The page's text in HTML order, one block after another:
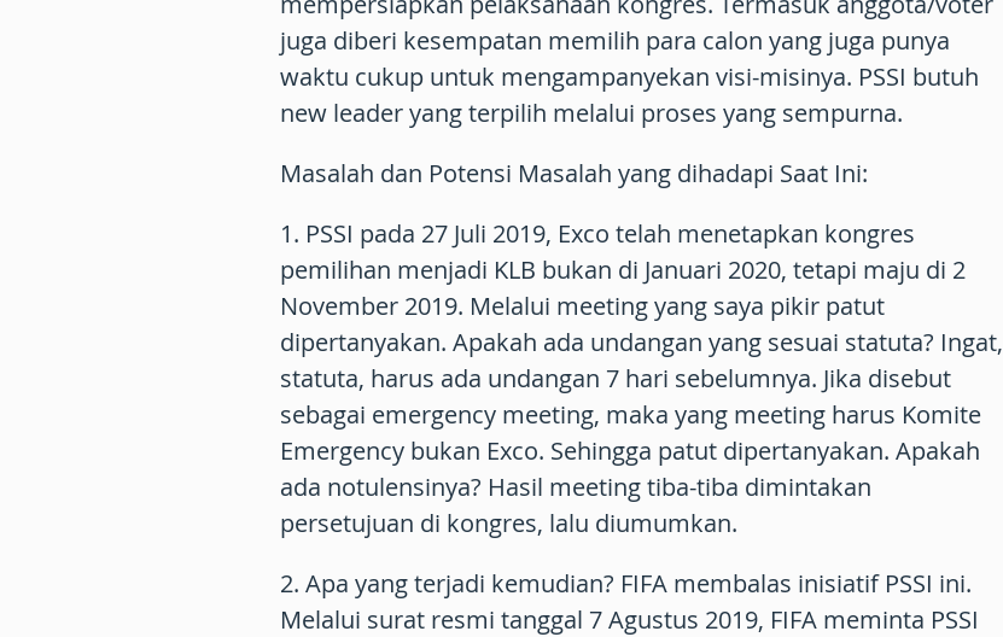
juga diberi kesempatan memilih para calon yang juga punya
waktu cukup untuk mengampanyekan visi-misinya. PSSI butuh
new leader yang terpilih melalui proses yang sempurna.
Masalah dan Potensi Masalah yang dihadapi Saat Ini:
1. PSSI pada 27 Juli 2019, Exco telah menetapkan kongres
pemilihan menjadi KLB bukan di Januari 2020, tetapi maju di 2
November 2019. Melalui meeting yang saya pikir patut
dipertanyakan. Apakah ada undangan yang sesuai statuta? Ingat,
statuta, harus ada undangan 7 hari sebelumnya. Jika disebut
sebagai emergency meeting, maka yang meeting harus Komite
Emergency bukan Exco. Sehingga patut dipertanyakan. Apakah
ada notulensinya? Hasil meeting tiba-tiba dimintakan
persetujuan di kongres, lalu diumumkan.
2. Apa yang terjadi kemudian? FIFA membalas inisiatif PSSI ini.
Melalui surat resmi tanggal 7 Agustus 2019, FIFA meminta PSSI